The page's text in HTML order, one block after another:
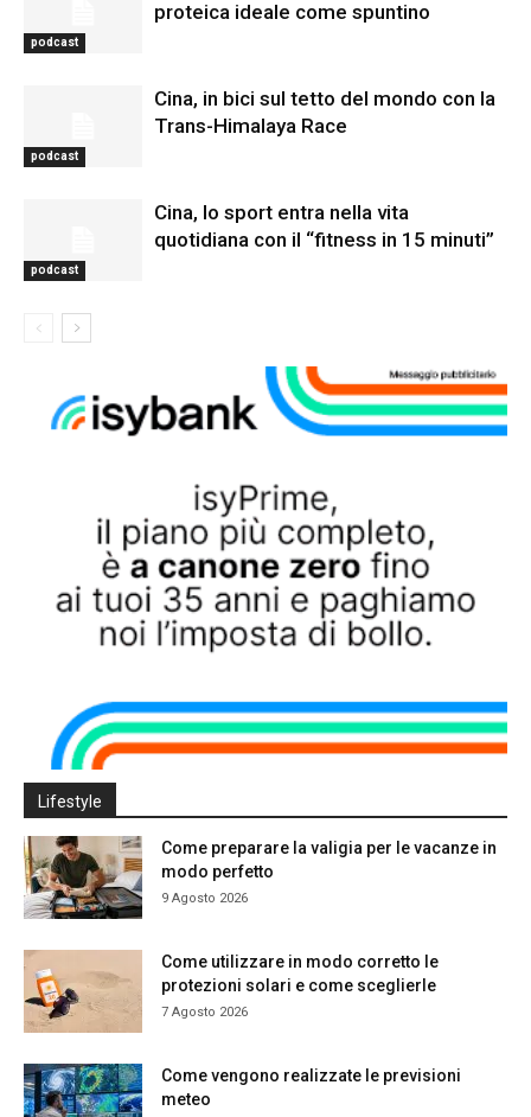
podcast
proteica ideale come spuntino
podcast
Cina, in bici sul tetto del mondo con la
Trans-Himalaya Race
podcast
Cina, lo sport entra nella vita
quotidiana con il “fitness in 15 minuti”
Lifestyle
Come preparare la valigia per le vacanze in
modo perfetto
9 Agosto 2026
Come utilizzare in modo corretto le
protezioni solari e come sceglierle
7 Agosto 2026
Come vengono realizzate le previsioni
meteo